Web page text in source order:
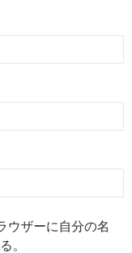
ウザーに自分の名
。